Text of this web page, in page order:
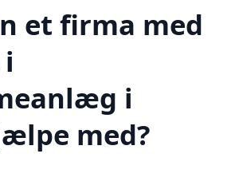
et firma med
i
med?